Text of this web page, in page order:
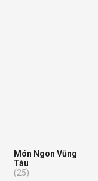
Món Ngon Vũng
Tàu
(25)